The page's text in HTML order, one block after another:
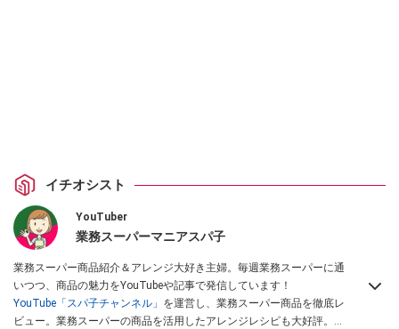
イチオシスト
YouTuber
業務スーパーマニアスパ子
業務スーパー商品紹介＆アレンジ大好き主婦。毎週業務スーパーに通
いつつ、商品の魅力をYouTubeや記事で発信しています！
YouTube「スパ子チャンネル」 を運営し、業務スーパー商品を徹底レ
ビュー。業務スーパーの商品を活用したアレンジレシピも大好評。時